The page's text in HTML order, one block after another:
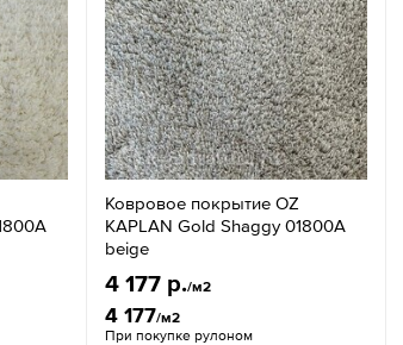
Ковровое покрытие OZ
KAPLAN Gold Shaggy 01800A
beige
4 177 р./м2
4 177/м2
При покупке рулоном